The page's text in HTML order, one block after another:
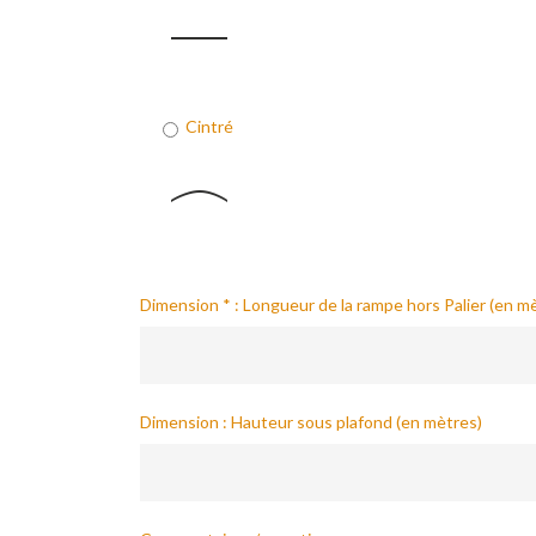
Cintré
Dimension * : Longueur de la rampe hors Palier (en
Dimension : Hauteur sous plafond (en mètres)